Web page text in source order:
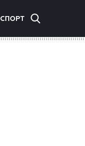
СПОРТ